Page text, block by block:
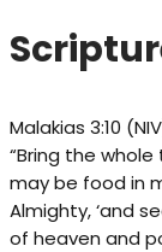
Malakias 3:10
“Bring the
may be food in
Almighty, ‘and
of heaven and